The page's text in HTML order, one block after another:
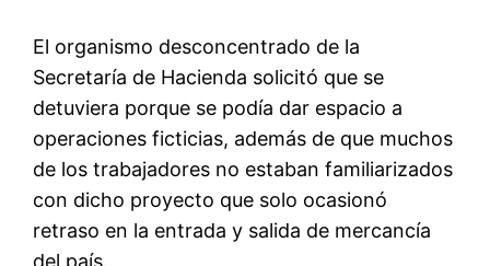
El organismo desconcentrado de la
Secretaría de Hacienda solicitó que se
detuviera porque se podía dar espacio a
operaciones ficticias, además de que muchos
de los trabajadores no estaban familiarizados
con dicho proyecto que solo ocasionó
retraso en la entrada y salida de mercancía
del país.